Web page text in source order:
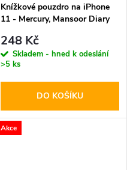
Knížkové pouzdro na iPhone
11 - Mercury, Mansoor Diary
248 Kč
Skladem - hned k odeslání
>5 ks
DO KOŠÍKU
Akce